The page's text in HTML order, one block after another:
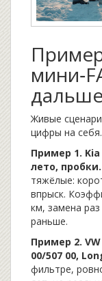
дальше
Живые
цифры на себя.
Пример 1. Kia
лето, пробки.
тяжёлые:
впрыск.
км, замена
раньше.
Пример 2. VW
00/507 00,
фильтре,